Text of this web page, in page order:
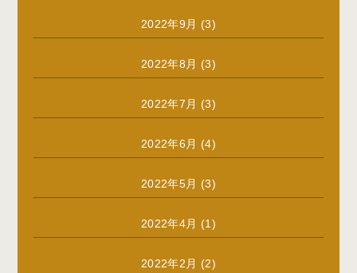
2022年9月 (3)
2022年8月 (3)
2022年7月 (3)
2022年6月 (4)
2022年5月 (3)
2022年4月 (1)
2022年2月 (2)